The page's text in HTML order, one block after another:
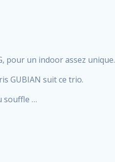
pour un indoor assez unique.
GUBIAN suit ce trio.
souffle …